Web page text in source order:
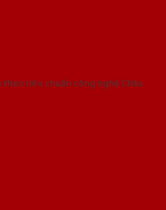
tiêu chuẩn công nghệ Châu